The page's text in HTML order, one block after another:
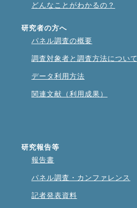
どんなことがわかるの？
研究者の方へ
パネル調査の概要
調査対象者と調査方法について
データ利用方法
関連文献（利用成果）
研究報告等
報告書
パネル調査・カンファレンス
記者発表資料